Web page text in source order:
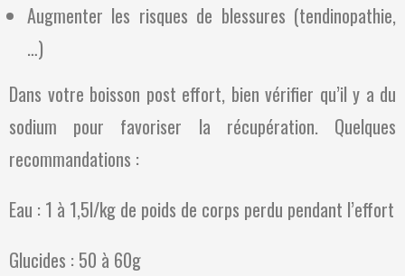
Augmenter les risques de blessures (tendinopathie,
…)
Dans votre boisson post effort, bien vérifier qu’il y a du
sodium pour favoriser la récupération. Quelques
recommandations :
Eau : 1 à 1,5l/kg de poids de corps perdu pendant l’effort
Glucides : 50 à 60g